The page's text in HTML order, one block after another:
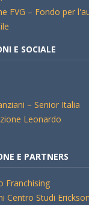
FVG – Fondo per
E SOCIALE
– Senior Italia
Leonardo
E PARTNERS
Franchising
Centro Studi